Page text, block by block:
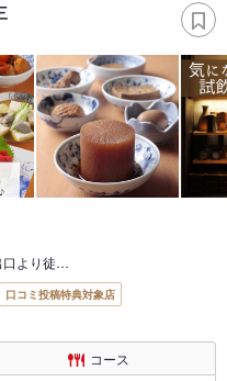
口より徒…
口コミ投稿特典対象店
コース